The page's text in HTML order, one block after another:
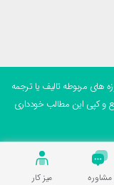
تالیف یا ترجمه
این مطالب خودداری